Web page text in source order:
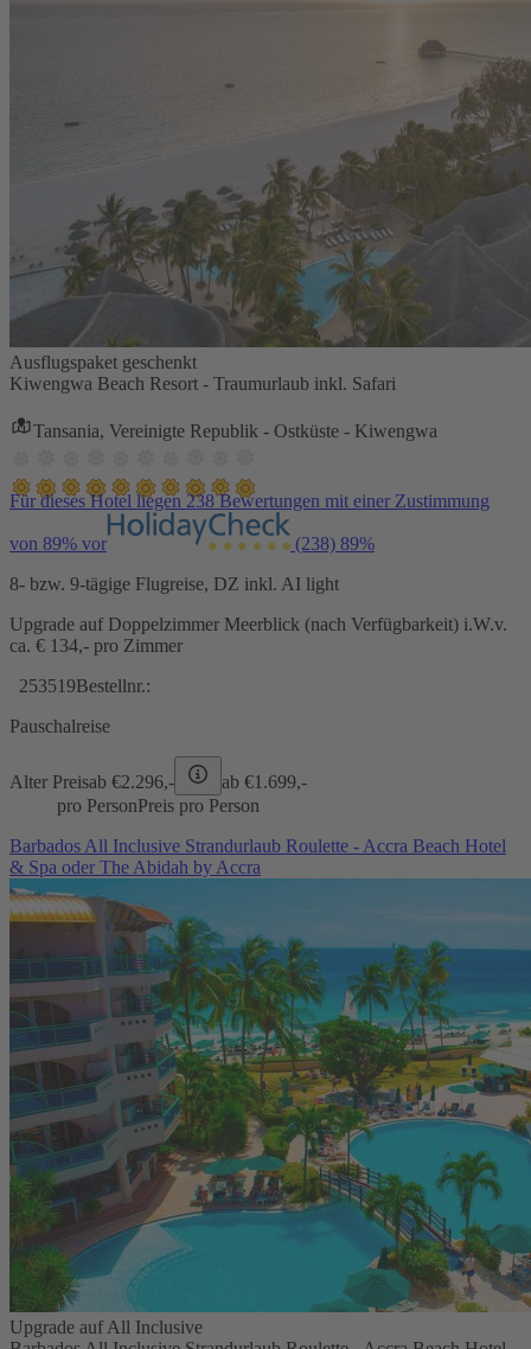
Ausflugspaket geschenkt
Kiwengwa Beach Resort - Traumurlaub inkl. Safari
Tansania, Vereinigte Republik - Ostküste - Kiwengwa
Für dieses Hotel liegen 238 Bewertungen mit einer Zustimmung
von 89% vor (238) 89%
8- bzw. 9-tägige Flugreise, DZ inkl. AI light
Upgrade auf Doppelzimmer Meerblick (nach Verfügbarkeit) i.W.v.
ca. € 134,- pro Zimmer
253519Bestellnr.:
Pauschalreise
Alter Preisab €2.296,- ab €1.699,-
pro PersonPreis pro Person
Barbados All Inclusive Strandurlaub Roulette - Accra Beach Hotel
& Spa oder The Abidah by Accra
Upgrade auf All Inclusive